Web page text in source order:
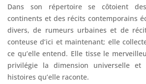
Dans son répertoire se côtoient
continents et des récits contemporains
divers, de rumeurs urbaines et de
conteuse d’ici et maintenant; elle
ce qu’elle entend. Elle tisse le
privilégie la dimension universelle et
histoires qu’elle raconte.